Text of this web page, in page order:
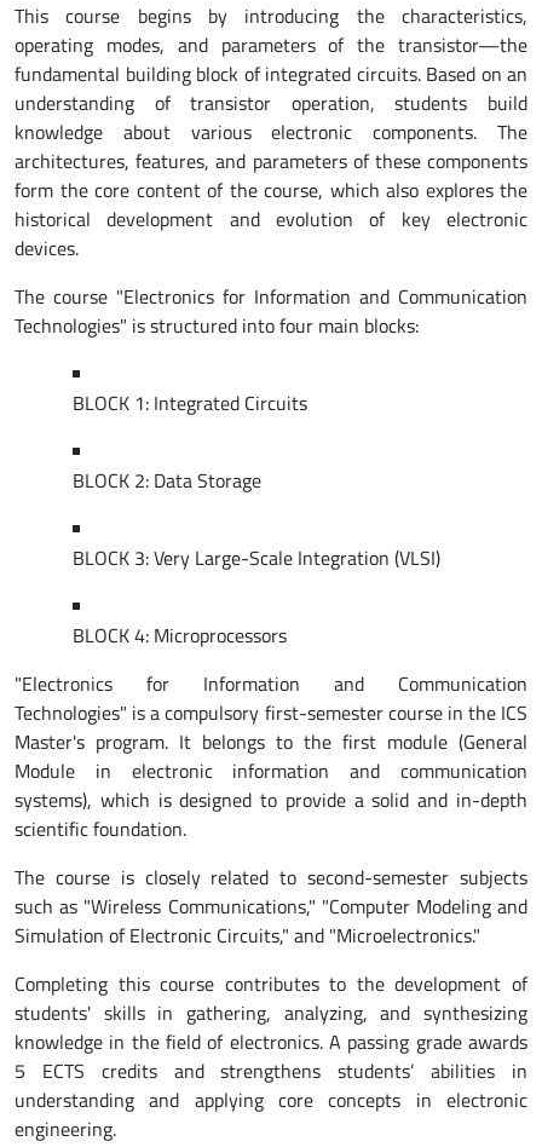
This course begins by introducing the characteristics,
operating modes, and parameters of the transistor—the
fundamental building block of integrated circuits. Based on an
understanding of transistor operation, students build
knowledge about various electronic components. The
architectures, features, and parameters of these components
form the core content of the course, which also explores the
historical development and evolution of key electronic
devices.
The course "Electronics for Information and Communication
Technologies" is structured into four main blocks:
BLOCK 1: Integrated Circuits
BLOCK 2: Data Storage
BLOCK 3: Very Large-Scale Integration (VLSI)
BLOCK 4: Microprocessors
"Electronics for Information and Communication
Technologies" is a compulsory first-semester course in the ICS
Master's program. It belongs to the first module (General
Module in electronic information and communication
systems), which is designed to provide a solid and in-depth
scientific foundation.
The course is closely related to second-semester subjects
such as "Wireless Communications," "Computer Modeling and
Simulation of Electronic Circuits," and "Microelectronics."
Completing this course contributes to the development of
students' skills in gathering, analyzing, and synthesizing
knowledge in the field of electronics. A passing grade awards
5 ECTS credits and strengthens students’ abilities in
understanding and applying core concepts in electronic
engineering.